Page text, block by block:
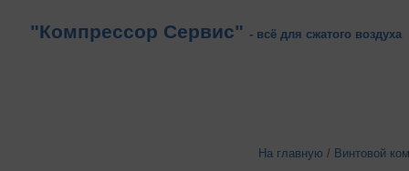
"Компрессор Сервис" - всё для сжатого воздуха
На главную / Винтовой